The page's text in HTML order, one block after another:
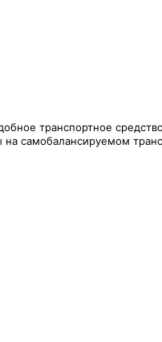
транспортное
самобалансируемом